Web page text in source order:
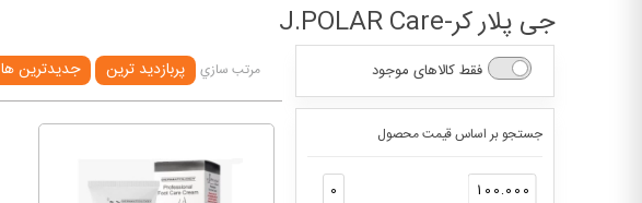
جی پلار کر-J.POLAR Care
فقط کالاهای موجود
جستجو بر اساس قیمت محصول
0 100.000
مرتب سازي پربازديد ترين جديدترين ها